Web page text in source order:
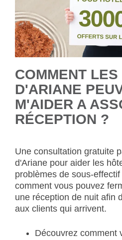
COMMENT
D'ARIANE
M'AIDER A
RÉCEPTION ?
Une consultation gratuite
d'Ariane pour aider les
problèmes de sous-
comment vous pouvez
une réception de nuit afin
aux clients qui arrivent.
Découvrez comment